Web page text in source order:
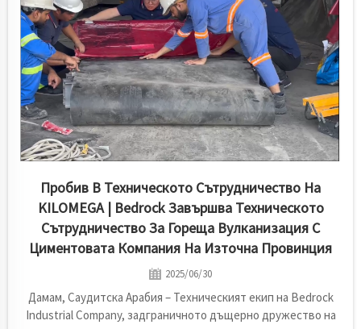
Пробив В Техническото Сътрудничество На
KILOMEGA | Bedrock Завършва Техническото
Сътрудничество За Гореща Вулканизация С
Циментовата Компания На Източна Провинция
2025/06/30
Дамам, Саудитска Арабия – Техническият екип на Bedrock
Industrial Company, задграничното дъщерно дружество на